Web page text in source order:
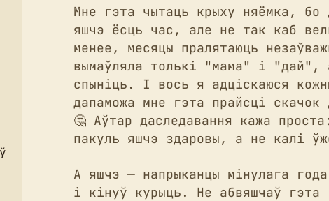
Мне гэта чытаць крыху няёмка, бо
яшчэ ёсць час, але не так каб
менее, месяцы пралятаюць
вымаўляла толькі "мама" і "дай",
спыніць. І вось я адціскаюся
дапаможа мне гэта прайсці скачок
🤔 Аўтар даследавання кажа
пакуль яшчэ здаровы, а не калі
А яшчэ — напрыканцы мінулага
і кінуў курыць. Не абвяшчаў